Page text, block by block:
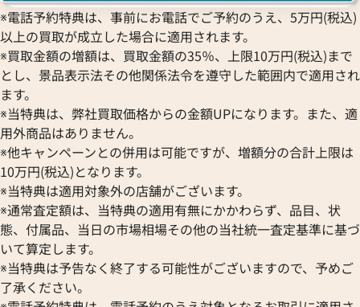
日時点の参考買取価格です ※2026年1月9日時点の参考買
ィル プレステージ
オメガ シーマスター 2595.30
※電話予約特典は、事前にお電話でご予約のうえ、5万円(税込)
以上の買取が成立した場合に適用されます。
※買取金額の増額は、買取金額の35％、上限10万円(税込)まで
とし、景品表示法その他関係法令を遵守した範囲内で適用され
ます。
※当特典は、弊社買取価格からの金額UPになります。また、適
用外商品はありません。
※他キャンペーンとの併用は可能ですが、増額分の合計上限は
10万円(税込)となります。
※当特典は適用対象外の店舗がございます。
※通常査定額は、当特典の適用有無にかかわらず、品目、状
態、付属品、当日の市場相場その他の当社統一査定基準に基づ
いて算定します。
※当特典は予告なく終了する可能性がございますので、予めご
了承ください。